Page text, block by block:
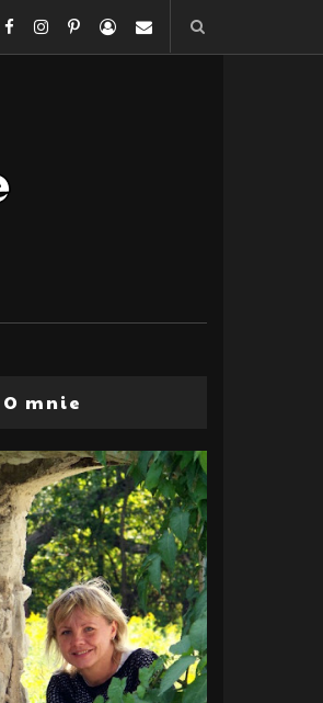
O mnie